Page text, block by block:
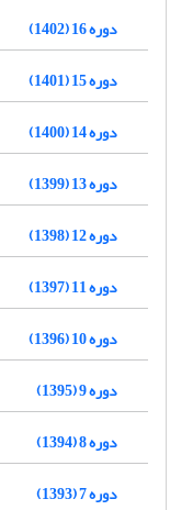
دوره 16 (1402)
دوره 15 (1401)
دوره 14 (1400)
دوره 13 (1399)
دوره 12 (1398)
دوره 11 (1397)
دوره 10 (1396)
دوره 9 (1395)
دوره 8 (1394)
دوره 7 (1393)